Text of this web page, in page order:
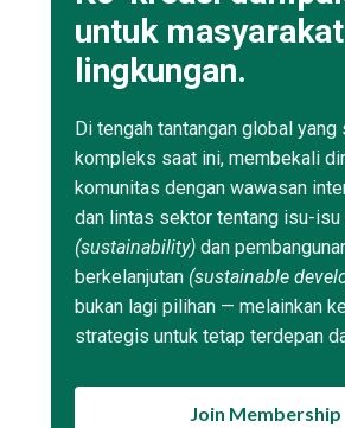
untuk
lingkungan.
Di tengah tantangan global yang
kompleks saat ini, membekali
komunitas dengan wawasan
dan lintas sektor tentang isu-isu
(sustainability) dan
berkelanjutan (sustainable
bukan lagi pilihan — melainkan
strategis untuk tetap terdepan
Join Membership